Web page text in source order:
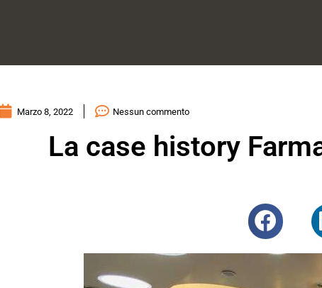
Marzo 8, 2022 Nessun commento
La case history